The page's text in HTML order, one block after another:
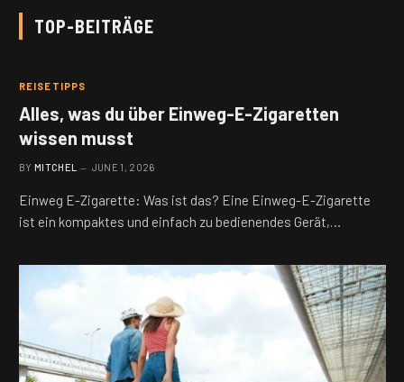
TOP-BEITRÄGE
REISETIPPS
Alles, was du über Einweg-E-Zigaretten
wissen musst
BY MITCHEL JUNE 1, 2026
Einweg E-Zigarette: Was ist das? Eine Einweg-E-Zigarette
ist ein kompaktes und einfach zu bedienendes Gerät,…